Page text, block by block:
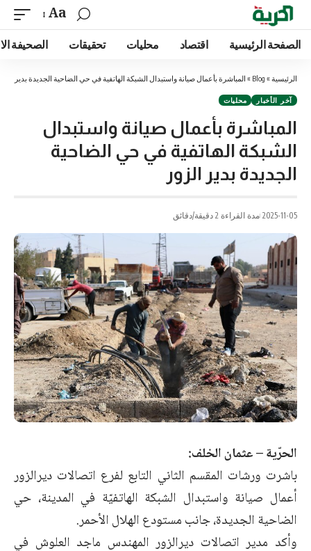
Aa
الصفحة الرئيسية اقتصاد محليات تحقيقات الصحيفة
الرئيسية »
Blog
» المباشرة بأعمال صيانة واستبدال الشبكة الهاتفية في حي الضاحية الجديدة بدير
آخر الأخبار محليات
المباشرة بأعمال صيانة واستبدال
الشبكة الهاتفية في حي الضاحية
الجديدة بدير الزور
2025-11-05 مدة القراءة 2 دقيقة/دقائق
الحرّية – عثمان الخلف:
باشرت ورشات المقسم الثاني التابع لفرع اتصالات ديرالزور
أعمال صيانة واستبدال الشبكة الهاتفيّة في المدينة، حي
الضاحية الجديدة، جانب مستودع الهلال الأحمر.
وأكد مدير اتصالات ديرالزور المهندس ماجد العلوش في